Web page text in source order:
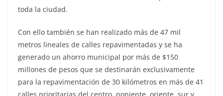
toda la ciudad.
Con ello también se han realizado más de 47 mil
metros lineales de calles repavimentadas y se ha
generado un ahorro municipal por más de $150
millones de pesos que se destinarán exclusivamente
para la repavimentación de 30 kilómetros en más de 41